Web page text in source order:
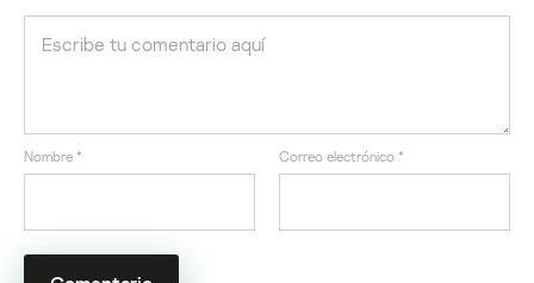
Nombre * Correo electrónico *